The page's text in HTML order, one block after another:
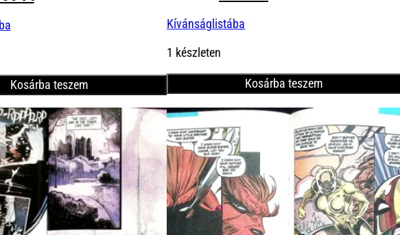
Kosárba teszem
was:
Kívánságlistába
1 készleten
Kosárba teszem